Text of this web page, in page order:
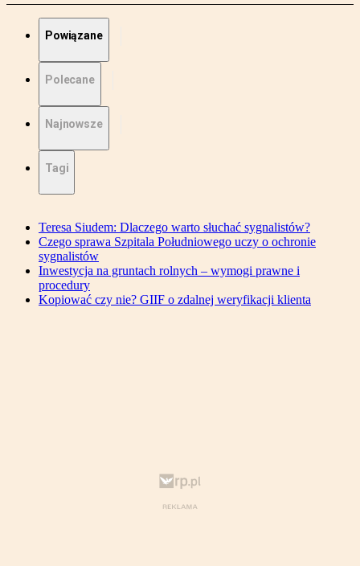
Powiązane
Polecane
Najnowsze
Tagi
Teresa Siudem: Dlaczego warto słuchać sygnalistów?
Czego sprawa Szpitala Południowego uczy o ochronie
sygnalistów
Inwestycja na gruntach rolnych – wymogi prawne i
procedury
Kopiować czy nie? GIIF o zdalnej weryfikacji klienta